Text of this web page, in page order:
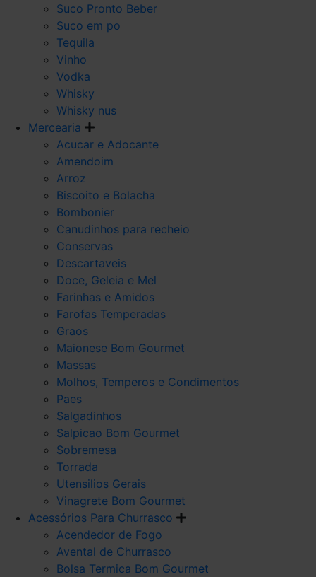
Suco Pronto Beber
Suco em po
Tequila
Vinho
Vodka
Whisky
Whisky nus
Mercearia
Acucar e Adocante
Amendoim
Arroz
Biscoito e Bolacha
Bombonier
Canudinhos para recheio
Conservas
Descartaveis
Doce, Geleia e Mel
Farinhas e Amidos
Farofas Temperadas
Graos
Maionese Bom Gourmet
Massas
Molhos, Temperos e Condimentos
Paes
Salgadinhos
Salpicao Bom Gourmet
Sobremesa
Torrada
Utensilios Gerais
Vinagrete Bom Gourmet
Acessórios Para Churrasco
Acendedor de Fogo
Avental de Churrasco
Bolsa Termica Bom Gourmet